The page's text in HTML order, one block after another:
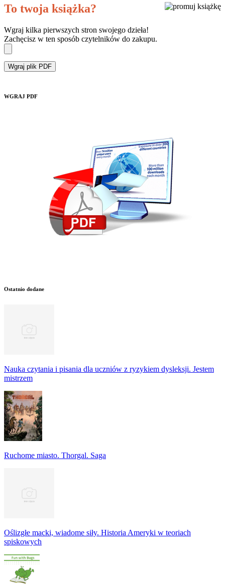
To twoja książka?
Wgraj kilka pierwszych stron swojego dzieła!
Zachęcisz w ten sposób czytelników do zakupu.
Wgraj plik PDF
WGRAJ PDF
Ostatnio dodane
Nauka czytania i pisania dla uczniów z ryzykiem dysleksji. Jestem
mistrzem
Ruchome miasto. Thorgal. Saga
Oślizgłe macki, wiadome siły. Historia Ameryki w teoriach
spiskowych